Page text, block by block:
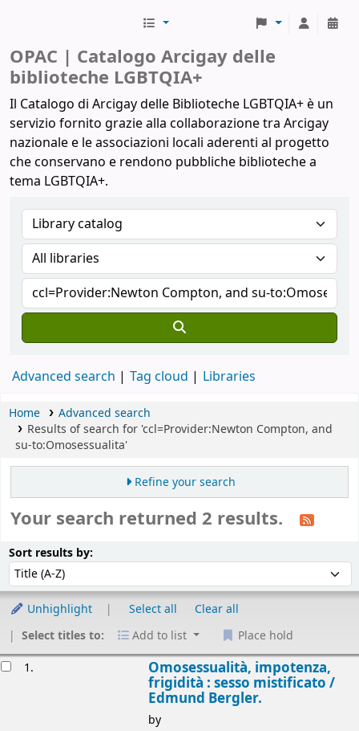
OPAC | Catalogo Arcigay delle
biblioteche LGBTQIA+
Il Catalogo di Arcigay delle Biblioteche LGBTQIA+ è un
servizio fornito grazie alla collaborazione tra Arcigay
nazionale e le associazioni locali aderenti al progetto
che conservano e rendono pubbliche biblioteche a
tema LGBTQIA+.
Advanced search Tag cloud Libraries
Home
Advanced search
Results of search for 'ccl=Provider:Newton Compton, and
su-to:Omosessualita'
Refine your search
Your search returned 2 results.
Sort results by:
Unhighlight Select all
Clear all
Select titles to:
Add to list Place hold
1. Omosessualità, impotenza,
frigidità : sesso mistificato /
Edmund Bergler.
by